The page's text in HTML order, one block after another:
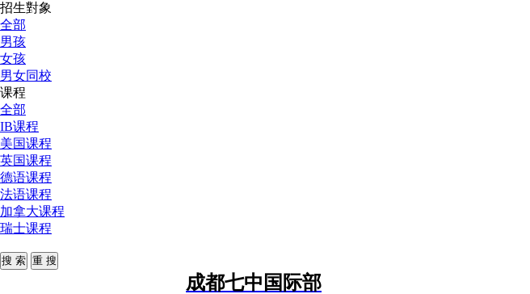
招生對象
全部
男孩
女孩
男女同校
课程
全部
IB课程
美国课程
英国课程
德语课程
法语课程
加拿大课程
瑞士课程
成都七中国际部